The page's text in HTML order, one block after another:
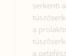
serkenti
a
a